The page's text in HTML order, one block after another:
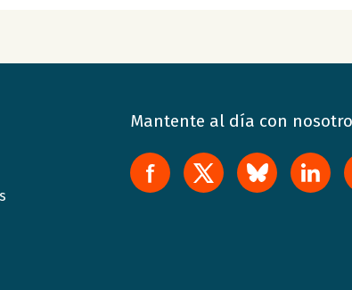
Mantente al día con